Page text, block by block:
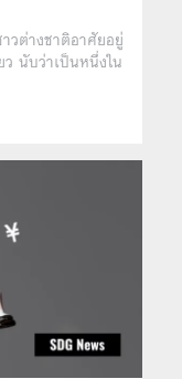
วต่างชาติอาศัยอยู่
นับว่าเป็นหนึ่งใน